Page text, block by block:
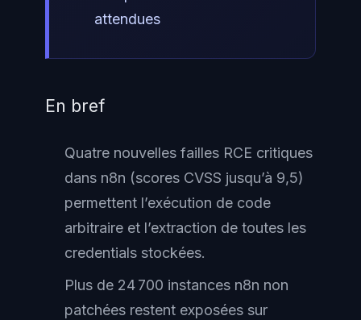
attendues
En bref
Quatre nouvelles failles RCE critiques
dans n8n (scores CVSS jusqu’à 9,5)
permettent l’exécution de code
arbitraire et l’extraction de toutes les
credentials stockées.
Plus de 24 700 instances n8n non
patchées restent exposées sur